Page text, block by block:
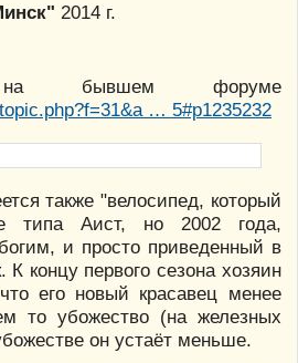
2014 г.
бывшем форуме
… 5#p1235232
также "велосипед, который
Аист, но 2002 года,
и просто приведенный в
К концу первого сезона хозяин
его новый красавец менее
то убожество (на железных
он устаёт меньше.